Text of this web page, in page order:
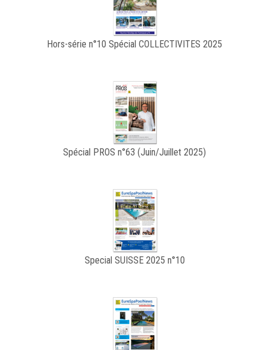
Hors-série n°10 Spécial COLLECTIVITES 2025
Spécial PROS n°63 (Juin/Juillet 2025)
Special SUISSE 2025 n°10